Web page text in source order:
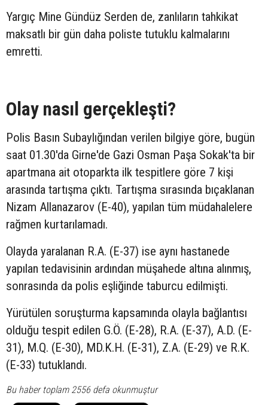
Yargıç Mine Gündüz Serden de, zanlıların tahkikat
maksatlı bir gün daha poliste tutuklu kalmalarını
emretti.
Olay nasıl gerçekleşti?
Polis Basın Subaylığından verilen bilgiye göre, bugün
saat 01.30'da Girne'de Gazi Osman Paşa Sokak'ta bir
apartmana ait otoparkta ilk tespitlere göre 7 kişi
arasında tartışma çıktı. Tartışma sırasında bıçaklanan
Nizam Allanazarov (E-40), yapılan tüm müdahalelere
rağmen kurtarılamadı.
Olayda yaralanan R.A. (E-37) ise aynı hastanede
yapılan tedavisinin ardından müşahede altına alınmış,
sonrasında da polis eşliğinde taburcu edilmişti.
Yürütülen soruşturma kapsamında olayla bağlantısı
olduğu tespit edilen G.Ö. (E-28), R.A. (E-37), A.D. (E-
31), M.Q. (E-30), MD.K.H. (E-31), Z.A. (E-29) ve R.K.
(E-33) tutuklandı.
Bu haber toplam 2556 defa okunmuştur